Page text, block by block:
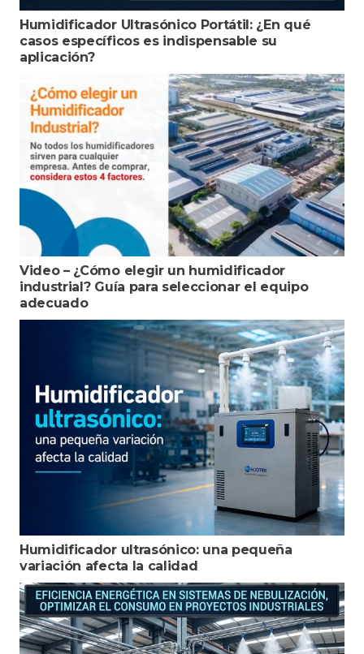
Humidificador Ultrasónico Portátil: ¿En qué
casos específicos es indispensable su
aplicación?
Video – ¿Cómo elegir un humidificador
industrial? Guía para seleccionar el equipo
adecuado
Humidificador ultrasónico: una pequeña
variación afecta la calidad